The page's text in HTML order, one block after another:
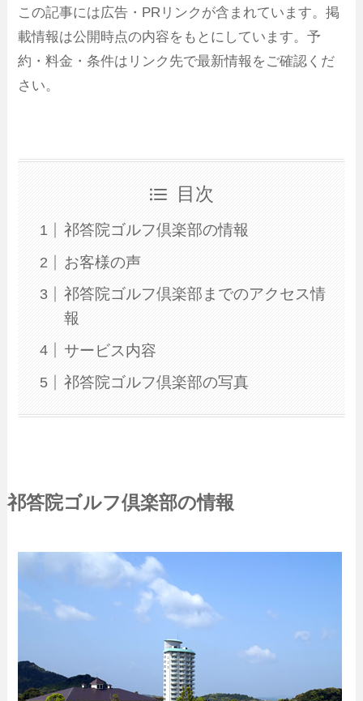
この記事には広告・PRリンクが含まれています。掲
載情報は公開時点の内容をもとにしています。予
約・料金・条件はリンク先で最新情報をご確認くだ
さい。
目次
祁答院ゴルフ倶楽部の情報
お客様の声
祁答院ゴルフ倶楽部までのアクセス情
報
サービス内容
祁答院ゴルフ倶楽部の写真
祁答院ゴルフ倶楽部の情報